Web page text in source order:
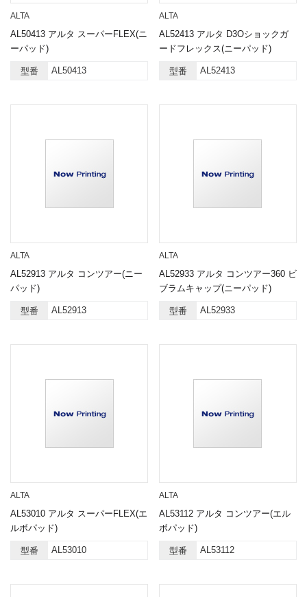
ALTA
AL50413 アルタ スーパーFLEX(ニ
ーパッド)
型番 AL50413
ALTA
AL52413 アルタ D3Oショックガ
ードフレックス(ニーパッド)
型番 AL52413
ALTA
AL52913 アルタ コンツアー(ニー
パッド)
型番 AL52913
ALTA
AL52933 アルタ コンツアー360 ビ
ブラムキャップ(ニーパッド)
型番 AL52933
ALTA
AL53010 アルタ スーパーFLEX(エ
ルボパッド)
型番 AL53010
ALTA
AL53112 アルタ コンツアー(エル
ボパッド)
型番 AL53112